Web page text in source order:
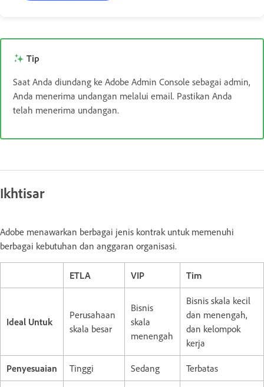
Tip
Saat Anda diundang ke Adobe Admin Console sebagai admin,
Anda menerima undangan melalui email. Pastikan Anda
telah menerima undangan.
Ikhtisar
Adobe menawarkan berbagai jenis kontrak untuk memenuhi
berbagai kebutuhan dan anggaran organisasi.
ETLA VIP Tim
Ideal Untuk
Perusahaan
skala besar
Bisnis
skala
menengah
Bisnis skala kecil
dan menengah,
dan kelompok
kerja
Penyesuaian Tinggi Sedang Terbatas